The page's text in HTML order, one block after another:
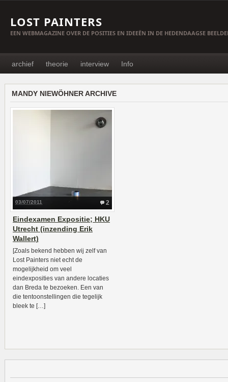
LOST PAINTERS
EEN WEBMAGAZINE OVER DE POSITIES EN IDEEËN IN DE HEDENDAAGSE
archief theorie interview Info
MANDY NIEWÖHNER ARCHIVE
2
03/07/2011
Eindexamen Expositie; HKU
Utrecht (inzending Erik
Wallert)
[Zoals bekend hebben wij zelf van
Lost Painters niet echt de
mogelijkheid om veel
eindexposities van andere locaties
dan Breda te bezoeken. Een van
die tentoonstellingen die tegelijk
bleek te […]